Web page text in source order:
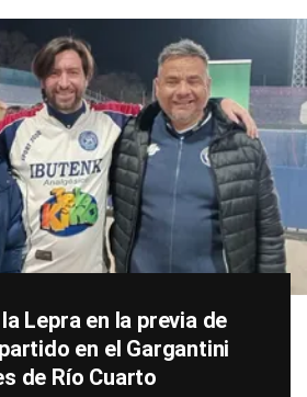
Lepra en la previa de
en el Gargantini
de Río Cuarto